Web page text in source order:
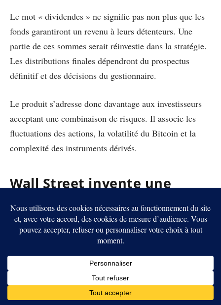
Le mot « dividendes » ne signifie pas non plus que les
fonds garantiront un revenu à leurs détenteurs. Une
partie de ces sommes serait réinvestie dans la stratégie.
Les distributions finales dépendront du prospectus
définitif et des décisions du gestionnaire.
Le produit s’adresse donc davantage aux investisseurs
acceptant une combinaison de risques. Il associe les
fluctuations des actions, la volatilité du Bitcoin et la
complexité des instruments dérivés.
Wall Street invente une
nouvelle porte d’entrée vers
le Bitcoin
ETF Bitcoin au comptant. Les nouveaux fonds
marquent toutefois une autre étape. Le BTC ne
constitue plus l’unique actif recherché. Il devient une